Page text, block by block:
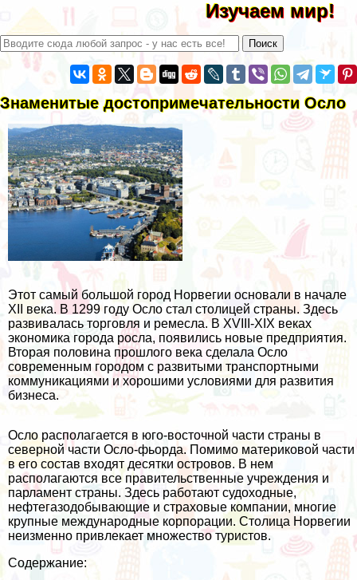
Изучаем мир!
Знаменитые достопримечательности Осло
Этот самый большой город Норвегии основали в начале
XII века. В 1299 году Осло стал столицей страны. Здесь
развивалась торговля и ремесла. В XVIII-XIX веках
экономика города росла, появились новые предприятия.
Вторая половина прошлого века сделала Осло
современным городом с развитыми транспортными
коммуникациями и хорошими условиями для развития
бизнеса.
Осло располагается в юго-восточной части страны в
северной части Осло-фьорда. Помимо материковой части
в его состав входят десятки островов. В нем
располагаются все правительственные учреждения и
парламент страны. Здесь работают судоходные,
нефтегазодобывающие и страховые компании, многие
крупные международные корпорации. Столица Норвегии
неизменно привлекает множество туристов.
Содержание: